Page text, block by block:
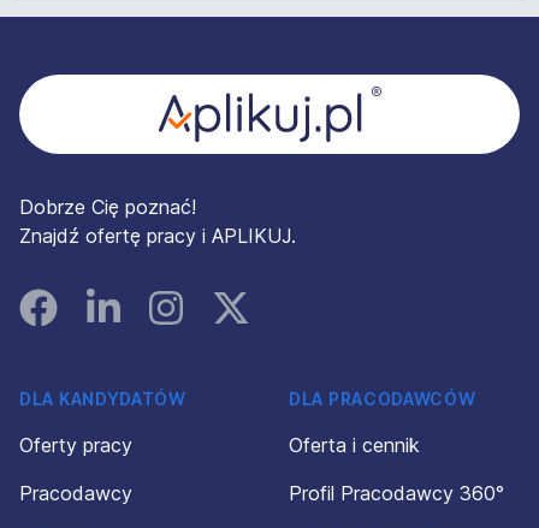
Dobrze Cię poznać!
Znajdź ofertę pracy i APLIKUJ.
FacebookLinked InInstagramInstagram
DLA KANDYDATÓW
Oferty pracy
Pracodawcy
DLA PRACODAWCÓW
Oferta i cennik
Profil Pracodawcy 360°